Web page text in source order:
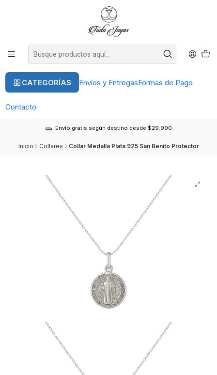
CATEGORÍAS Envíos y EntregasFormas de Pago
Contacto
Envío gratis según destino desde $29.990
Inicio Collares Collar Medalla Plata 925 San Benito Protector